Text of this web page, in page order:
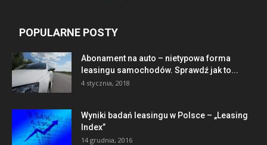
POPULARNE POSTY
Abonament na auto – nietypowa forma
leasingu samochodów. Sprawdź jak to...
4 stycznia, 2018
Wyniki badań leasingu w Polsce – „Leasing
Index”
14 grudnia, 2016